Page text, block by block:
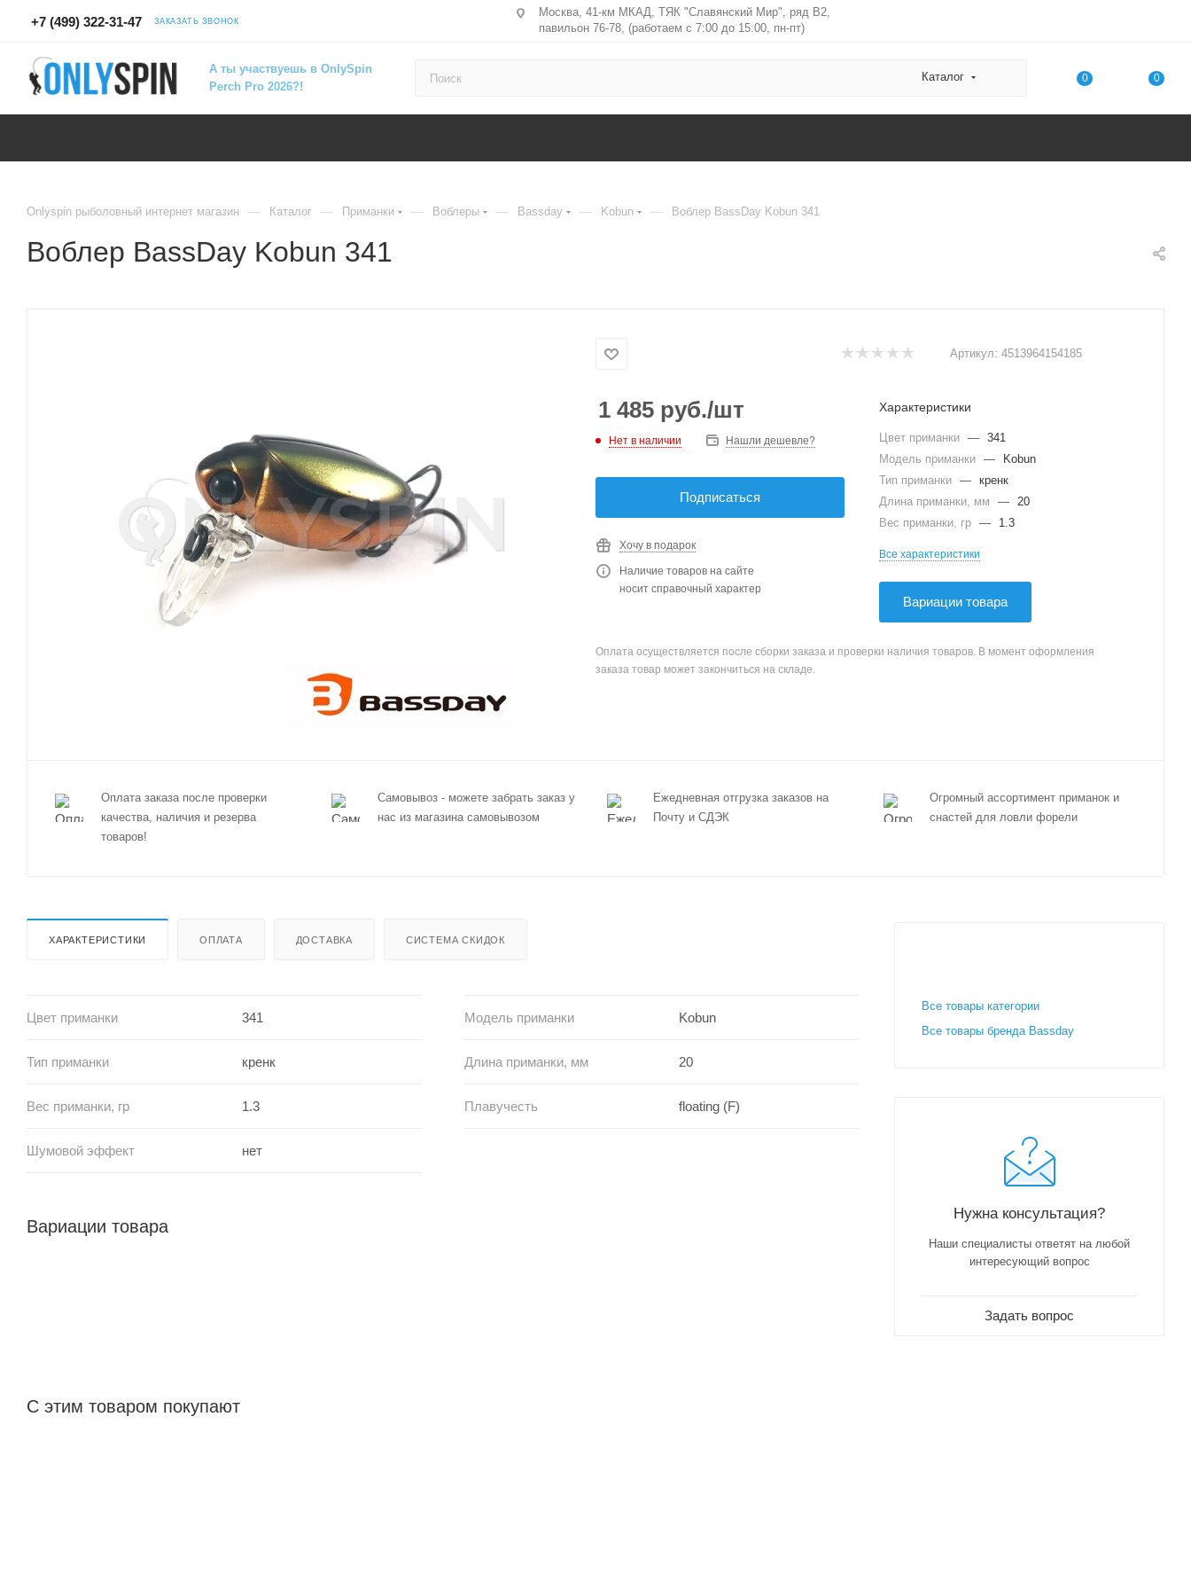
+7 (499) 322-31-47 ЗАКАЗАТЬ ЗВОНОК
Москва, 41-км МКАД, ТЯК "Славянский Мир", ряд В2,
павильон 76-78, (работаем с 7:00 до 15:00, пн-пт)
А ты участвуешь в OnlySpin
Perch Pro 2026?!
Каталог 0 0
Onlyspin рыболовный интернет магазин — Каталог — Приманки — Воблеры — Bassday — Kobun — Воблер BassDay Kobun 341
Воблер BassDay Kobun 341
Артикул: 4513964154185
1 485 руб./шт
Нет в наличии Нашли дешевле?
Подписаться
Хочу в подарок
Наличие товаров на сайте
носит справочный характер
Характеристики
Цвет приманки — 341
Модель приманки —
Kobun
Тип приманки — кренк
Длина приманки, мм
— 20
Вес приманки, гр — 1.3
Все характеристики
Вариации товара
Оплата осуществляется после сборки заказа и проверки наличия товаров. В момент оформления
заказа товар может закончиться на складе.
Оплата заказа после проверки
качества, наличия и резерва
товаров!
Самовывоз - можете забрать заказ у
нас из магазина самовывозом
Ежедневная отгрузка заказов на
Почту и СДЭК
Огромный ассортимент приманок и
снастей для ловли форели
ХАРАКТЕРИСТИКИ ОПЛАТА ДОСТАВКА СИСТЕМА СКИДОК
Цвет приманки 341 Модель приманки Kobun
Тип приманки кренк Длина приманки, мм 20
Вес приманки, гр 1.3 Плавучесть floating (F)
Шумовой эффект нет
Вариации товара
С этим товаром покупают
Все товары категории
Все товары бренда Bassday
Нужна консультация?
Наши специалисты ответят на любой
интересующий вопрос
Задать вопрос